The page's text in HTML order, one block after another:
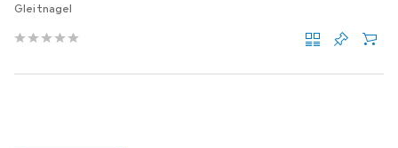
Gleitnagel